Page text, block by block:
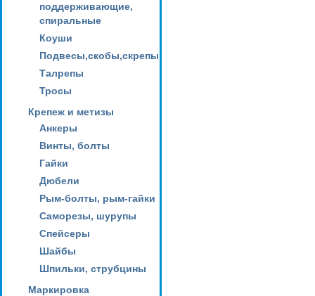
поддерживающие,
спиральные
Коуши
Подвесы,скобы,скрепы
Талрепы
Тросы
Крепеж и метизы
Анкеры
Винты, болты
Гайки
Дюбели
Рым-болты, рым-гайки
Саморезы, шурупы
Спейсеры
Шайбы
Шпильки, струбцины
Маркировка